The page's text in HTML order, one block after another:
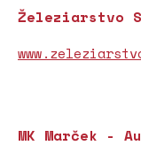
Železiarstvo
MK Marček -